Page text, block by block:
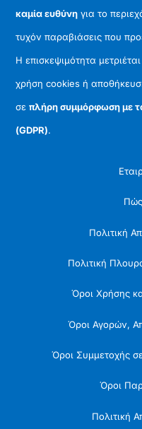
καμία ευθύνη για το
τυχόν παραβιάσεις που
Η επισκεψιμότητα
χρήση cookies ή
σεπλήρη συμμόρφωση με
(GDPR).
Πώς
Πολιτική
Πολιτική
Όροι Χρήσης
Όροι Αγορών,
Όροι Συμμετοχής
Όροι
Πολιτική